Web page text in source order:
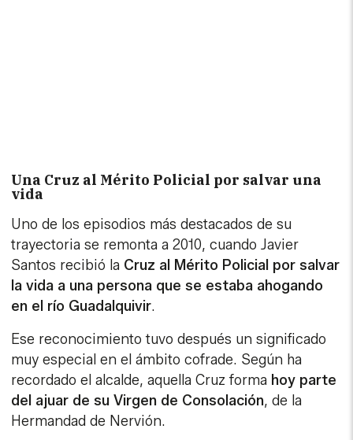
Una Cruz al Mérito Policial por salvar una
vida
Uno de los episodios más destacados de su
trayectoria se remonta a 2010, cuando Javier
Santos recibió la Cruz al Mérito Policial por salvar
la vida a una persona que se estaba ahogando
en el río Guadalquivir.
Ese reconocimiento tuvo después un significado
muy especial en el ámbito cofrade. Según ha
recordado el alcalde, aquella Cruz forma hoy parte
del ajuar de su Virgen de Consolación, de la
Hermandad de Nervión.